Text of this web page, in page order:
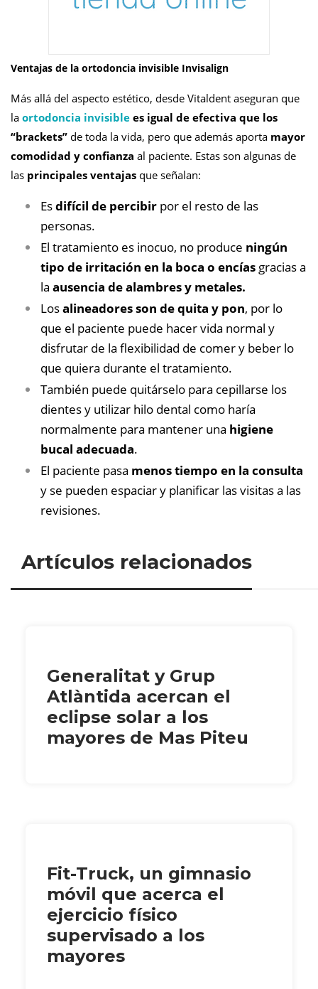
Ventajas de la ortodoncia invisible Invisalign
Más allá del aspecto estético, desde Vitaldent aseguran que
la ortodoncia invisible es igual de efectiva que los
“brackets” de toda la vida, pero que además aporta mayor
comodidad y confianza al paciente. Estas son algunas de
las principales ventajas que señalan:
Esdifícil de percibir por el resto de las
personas.
El tratamiento es inocuo, no produce ningún
tipo de irritación en la boca o encías gracias a
la ausencia de alambres y metales.
Losalineadores son de quita y pon, por lo
que el paciente puede hacer vida normal y
disfrutar de la flexibilidad de comer y beber lo
que quiera durante el tratamiento.
También puede quitárselo para cepillarse los
dientes y utilizar hilo dental como haría
normalmente para mantener una higiene
bucal adecuada.
El paciente pasa menos tiempo en la consulta
y se pueden espaciar y planificar las visitas a las
revisiones.
Artículos relacionados
Generalitat y Grup
Atlàntida acercan el
eclipse solar a los
mayores de Mas Piteu
Fit-Truck, un gimnasio
móvil que acerca el
ejercicio físico
supervisado a los
mayores